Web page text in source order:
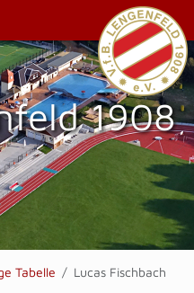
1908
Tabelle Lucas Fischbach